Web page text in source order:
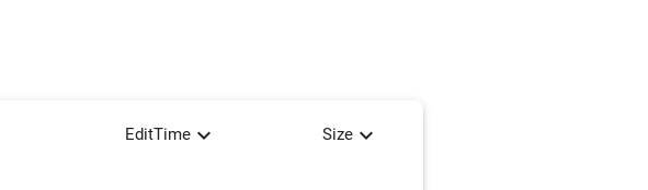
EditTime expand_more Sizeexpand_more